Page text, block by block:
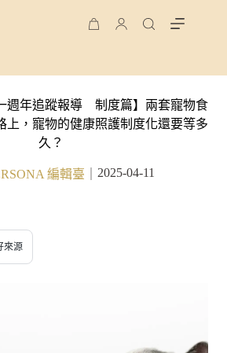
週年追蹤報導 制度篇】兩套寵物食
上，寵物的健康照護制度化還要等多
久？
編輯臺 2025-04-11
來源